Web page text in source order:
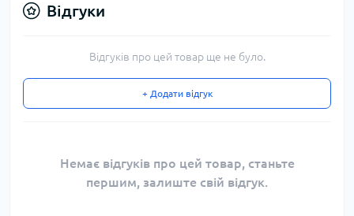
Відгуки
Відгуків про цей товар ще не було.
+ Додати відгук
Немає відгуків про цей товар, станьте
першим, залиште свій відгук.